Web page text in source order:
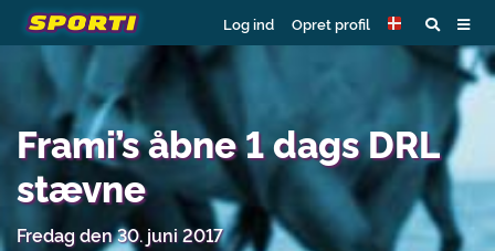
Log ind Opret profil
Frami’s åbne 1 dags DRL
stævne
Fredag den 30. juni 2017